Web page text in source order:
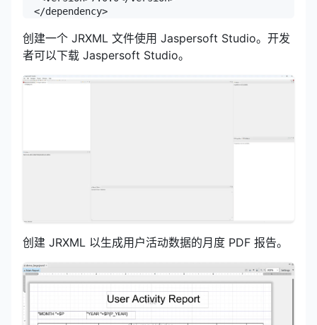
  </dependency>
创建一个 JRXML 文件使用 Jaspersoft Studio。开发
者可以下载 Jaspersoft Studio。
创建 JRXML 以生成用户活动数据的月度 PDF 报告。